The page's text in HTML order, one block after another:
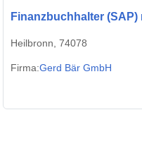
Finanzbuchhalter (SAP)
Heilbronn, 74078
Firma:Gerd Bär GmbH